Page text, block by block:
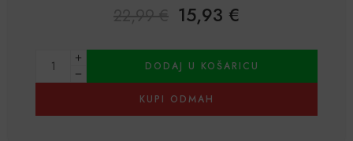
22,99 15,93 €
DODAJ U KOŠARICU
KUPI ODMAH
Alternative: